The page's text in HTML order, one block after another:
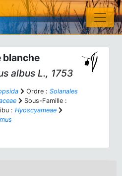
blanche
albus L., 1753
Ordre : Solanales
Sous-Famille :
: Hyoscyameae